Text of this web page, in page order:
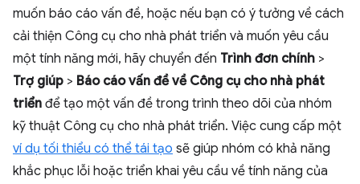
muốn báo cáo vấn đề, hoặc nếu bạn có ý tưởng về cách
cải thiện Công cụ cho nhà phát triển và muốn yêu cầu
một tính năng mới, hãy chuyển đến Trình đơn chính >
Trợ giúp > Báo cáo vấn đề về Công cụ cho nhà phát
triển để tạo một vấn đề trong trình theo dõi của nhóm
kỹ thuật Công cụ cho nhà phát triển. Việc cung cấp một
ví dụ tối thiểu có thể tái tạo sẽ giúp nhóm có khả năng
khắc phục lỗi hoặc triển khai yêu cầu về tính năng của